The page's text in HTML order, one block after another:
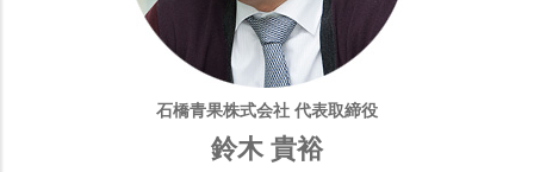
石橋青果株式会社 代表取締役
鈴木 貴裕